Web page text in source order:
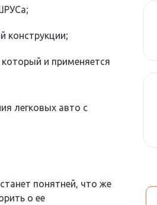
конструкции;
и применяется
легковых авто с
понятней, что же
о ее